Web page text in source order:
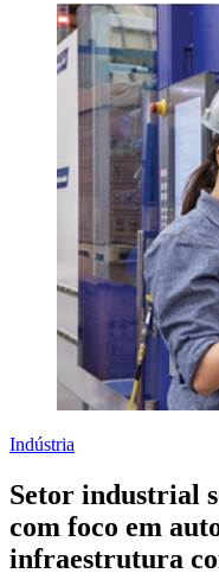
Indústria
Setor industrial
com foco em
infraestrutura